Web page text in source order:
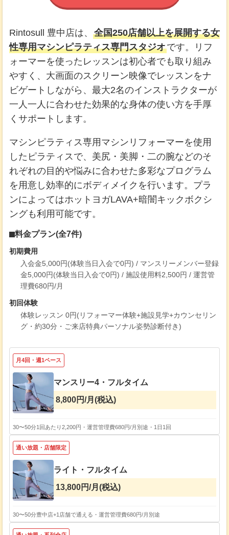
Rintosull 豊中店は、 全国250店舗以上を展開する女
性専用マシンピラティス専門スタジオです。リフ
ォーマーを使ったレッスンは初心者でも取り組み
やすく、大画面のスクリーン映像でレッスンをナ
ビゲートしながら、最大2名のインストラクターが
一人一人に合わせた効果的な身体の使い方を手厚
くサポートします。
マシンピラティス専用マシンリフォーマーを使用
したピラティスで、美尻・美脚・二の腕などのそ
れぞれの目的や悩みに合わせた多彩なプログラム
を用意し効率的にボディメイクを行います。プラ
ンによってはホットヨガLAVA+暗闇キックボクシ
ングも利用可能です。
料金プラン(全7件)
初期費用
入会金5,000円(体験当日入会で0円) / マンスリーメンバー登録
金5,000円(体験当日入会で0円) / 施設使用料2,500円 / 運営管
理費680円/月
初回体験
体験レッスン 0円(リフォーマー体験+施設見学+カウンセリン
グ・約30分・ご来店特典パーソナル姿勢診断付き)
月4回・週1ペース
マンスリー4・フルタイム
8,800円/月(税込)
30〜50分1回あたり2,200円・運営管理費680円/月別途・1日1回
通い放題・店舗限定
ライト・フルタイム
13,800円/月(税込)
30〜50分豊中店+1店舗で通える・運営管理費680円/月別途